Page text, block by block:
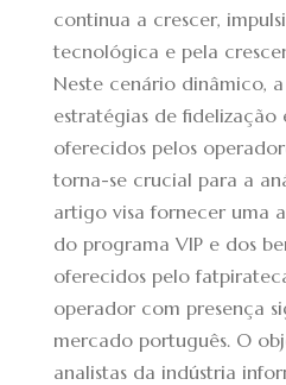
continua a crescer,
tecnológica e pela
Neste cenário dinâmico,
estratégias de fidelização
oferecidos pelos
torna-se crucial para a
artigo visa fornecer uma
do programa VIP e dos
oferecidos pelo
operador com presença
mercado português. O
analistas da indústria